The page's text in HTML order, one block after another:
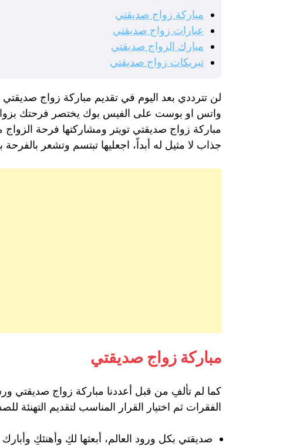
مباركة زواج صديقتي
عبارات زواج صديقتي
مبارك الزواج صديقتي
تبريكات زواج صديقتي
لن تترددي بعد اليوم في تقديم مباركة زواج
واتس او بوست على الفيس بوك يختصر فرحتك
مباركة زواج صديقتي تويتر ومشاركتها فرحة الزواج
جذاب لا مثيل له أبداً، اجعليها تبتسم وتشعر بالفرحة
مباركة زواج صديقتي
كما لم تألفِ من قبل أعددنا مباركة زواج صديقتي
الفقرات ثم اختيار القرار المناسب لتقديم التهنئة
صديقتي بكل ورود العالم، أبعثها لكِ وأهنئكِ